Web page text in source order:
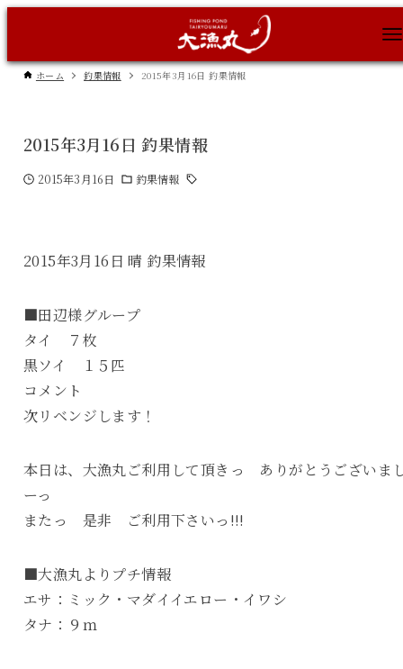
ホーム 釣果情報 2015年3月16日 釣果情報
2015年3月16日 釣果情報
2015年3月16日 釣果情報
2015年3月16日 晴 釣果情報
■田辺様グループ
タイ ７枚
黒ソイ １５匹
コメント
次リベンジします！
本日は、大漁丸ご利用して頂きっ ありがとうございま
ーっ
またっ 是非 ご利用下さいっ!!!
■大漁丸よりプチ情報
エサ：ミック・マダイイエロー・イワシ
タナ：９ｍ